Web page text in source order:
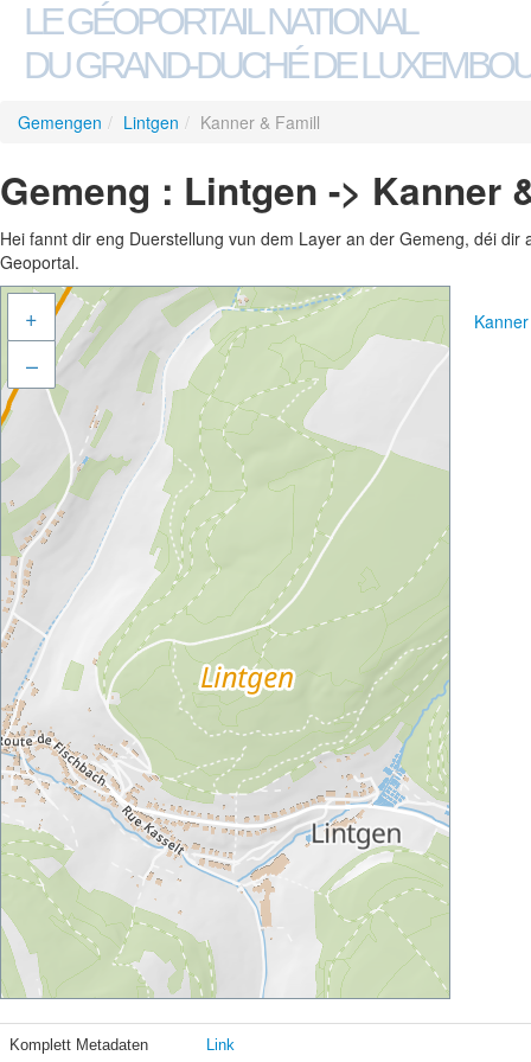
LE GÉOPORTAIL NATIONAL
DU GRAND-DUCHÉ DE
Gemengen / Lintgen / Kanner & Famill
Gemeng : Lintgen -> Kanner
Hei fannt dir eng Duerstellung vun dem Layer an der Gemeng, déi
Geoportal.
+
–
Komplett Metadaten Link